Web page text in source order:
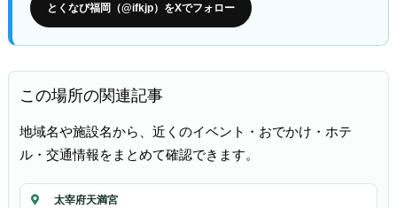
とくなび福岡（@ifkjp）をXでフォロー
この場所の関連記事
地域名や施設名から、近くのイベント・おでかけ・ホテ
ル・交通情報をまとめて確認できます。
太宰府天満宮